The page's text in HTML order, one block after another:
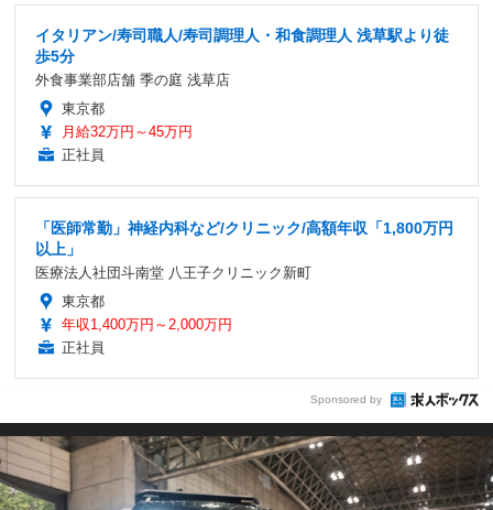
イタリアン/寿司職人/寿司調理人・和食調理人 浅草駅より徒
歩5分
外食事業部店舗 季の庭 浅草店
東京都
月給32万円～45万円
正社員
「医師常勤」神経内科など/クリニック/高額年収「1,800万円
以上」
医療法人社団斗南堂 八王子クリニック新町
東京都
年収1,400万円～2,000万円
正社員
Sponsored by